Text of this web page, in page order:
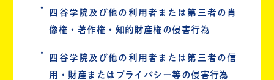
四谷学院及び他の利用者または第三者の肖
像権・著作権・知的財産権の侵害行為
四谷学院及び他の利用者または第三者の信
用・財産またはプライバシー等の侵害行為